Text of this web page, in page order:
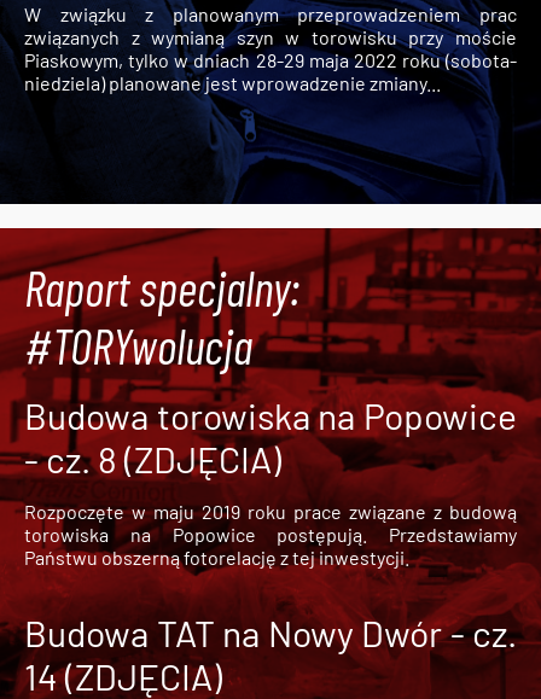
W związku z planowanym przeprowadzeniem prac
związanych z wymianą szyn w torowisku przy moście
Piaskowym, tylko w dniach 28-29 maja 2022 roku (sobota-
niedziela) planowane jest wprowadzenie zmiany...
Raport specjalny:
#TORYwolucja
Budowa torowiska na Popowice
- cz. 8 (ZDJĘCIA)
Rozpoczęte w maju 2019 roku prace związane z budową
torowiska na Popowice
postępują. Przedstawiamy
Państwu obszerną fotorelację z tej inwestycji.
Budowa TAT na Nowy Dwór - cz.
14 (ZDJĘCIA)